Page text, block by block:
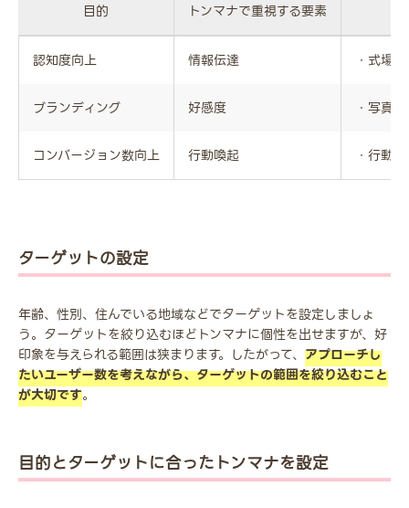
目的 トンマナで重視する要素
認知度向上 情報伝達 ・式場
ブランディング 好感度 ・写真
コンバージョン数向上 行動喚起 ・行動
ターゲットの設定
年齢、性別、住んでいる地域などでターゲットを設定しましょ
う。ターゲットを絞り込むほどトンマナに個性を出せますが、好
印象を与えられる範囲は狭まります。したがって、 アプローチし
たいユーザー数を考えながら、ターゲットの範囲を絞り込むこと
が大切です。
目的とターゲットに合ったトンマナを設定